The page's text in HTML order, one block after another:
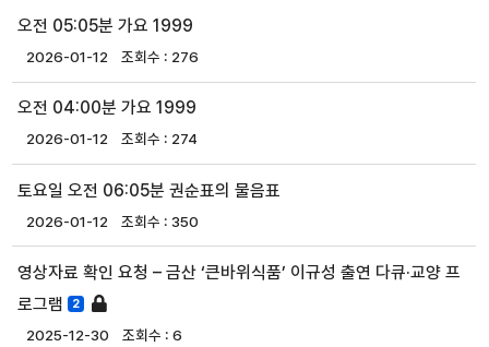
오전 05:05분 가요 1999
2026-01-12 276
오전 04:00분 가요 1999
2026-01-12 274
토요일 오전 06:05분 권순표의 물음표
2026-01-12 350
영상자료 확인 요청 – 금산 ‘큰바위식품’ 이규성 출연 다큐·교양 프
로그램
2
2025-12-30 6